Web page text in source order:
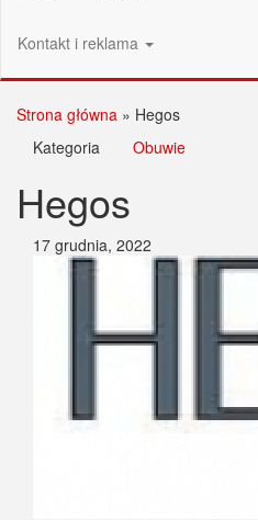
Kontakt i reklama
Strona główna » Hegos
Kategoria
Obuwie
Hegos
17 grudnia, 2022